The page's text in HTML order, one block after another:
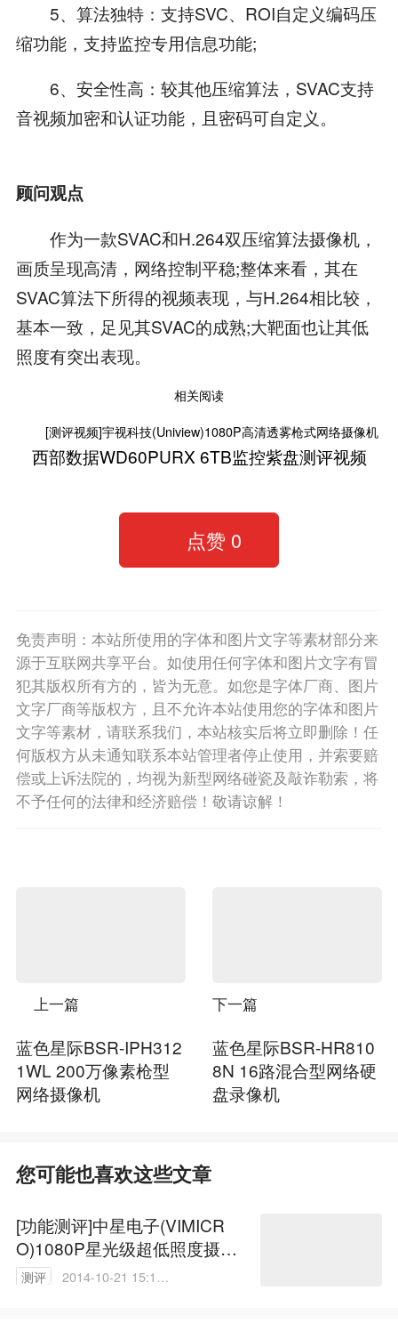
5、算法独特：支持SVC、ROI自定义编码压
缩功能，支持监控专用信息功能;
6、安全性高：较其他压缩算法，SVAC支持
音视频加密和认证功能，且密码可自定义。
顾问观点
作为一款SVAC和H.264双压缩算法摄像机，
画质呈现高清，网络控制平稳;整体来看，其在
SVAC算法下所得的视频表现，与H.264相比较，
基本一致，足见其SVAC的成熟;大靶面也让其低
照度有突出表现。
相关阅读
[测评视频]宇视科技(Uniview)1080P高清透雾枪式网络摄像机
西部数据WD60PURX 6TB监控紫盘测评视频
点赞 0
免责声明：本站所使用的字体和图片文字等素材部分来
源于互联网共享平台。如使用任何字体和图片文字有冒
犯其版权所有方的，皆为无意。如您是字体厂商、图片
文字厂商等版权方，且不允许本站使用您的字体和图片
文字等素材，请联系我们，本站核实后将立即删除！任
何版权方从未通知联系本站管理者停止使用，并索要赔
偿或上诉法院的，均视为新型网络碰瓷及敲诈勒索，将
不予任何的法律和经济赔偿！敬请谅解！
上一篇
蓝色星际BSR-IPH312
1WL 200万像素枪型
网络摄像机
下一篇
蓝色星际BSR-HR810
8N 16路混合型网络硬
盘录像机
您可能也喜欢这些文章
[功能测评]中星电子(VIMICR
O)1080P星光级超低照度摄像
机
测评
2014-10-21 15:18: